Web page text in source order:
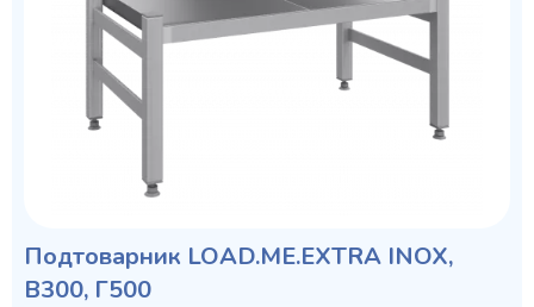
Подтоварник LOAD.ME.EXTRA INOX,
В300, Г500